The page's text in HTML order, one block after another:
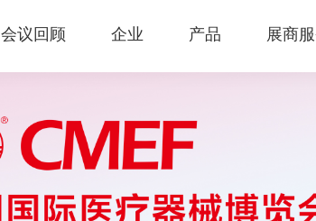
会议回顾 企业 产品 展商